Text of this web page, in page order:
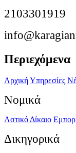
2103301919
Περιεχόμενα
ΑρχικήΥπηρεσίες
Νομικά
Αστικό Δίκαιο
Δικηγορικά